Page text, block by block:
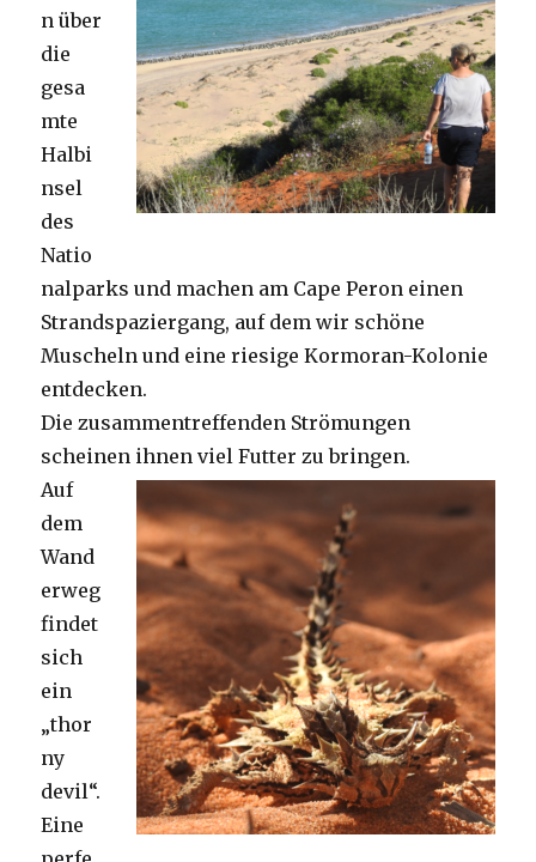
n über
die
gesa
mte
Halbi
nsel
des
Natio
nalparks und machen am Cape Peron einen
Strandspaziergang, auf dem wir schöne
Muscheln und eine riesige Kormoran-Kolonie
entdecken.
Die zusammentreffenden Strömungen
scheinen ihnen viel Futter zu bringen.
Auf
dem
Wand
erweg
findet
sich
ein
„thor
ny
devil“.
Eine